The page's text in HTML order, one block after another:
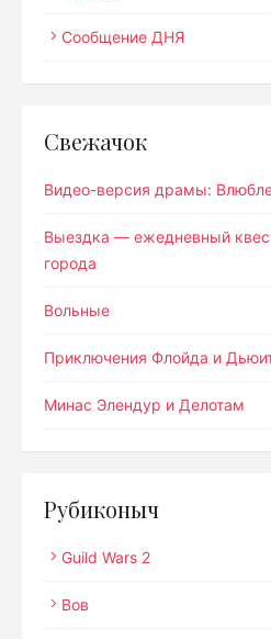
Сообщение ДНЯ
Свежачок
Видео-версия драмы:
Выездка — ежедневный
города
Вольные
Приключения Флойда и
Минас Элендур и Делотам
Рубиконыч
Guild Wars 2
Вов